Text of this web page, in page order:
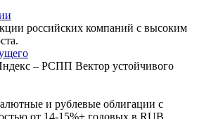
российских компаний с высоким
– РСПП Вектор устойчивого
и рублевые облигации с
от 14-15%+ годовых в RUB